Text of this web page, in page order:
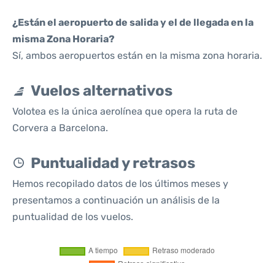
¿Están el aeropuerto de salida y el de llegada en la
misma Zona Horaria?
Sí, ambos aeropuertos están en la misma zona horaria.
Vuelos alternativos
Volotea es la única aerolínea que opera la ruta de
Corvera a Barcelona.
Puntualidad y retrasos
Hemos recopilado datos de los últimos meses y
presentamos a continuación un análisis de la
puntualidad de los vuelos.